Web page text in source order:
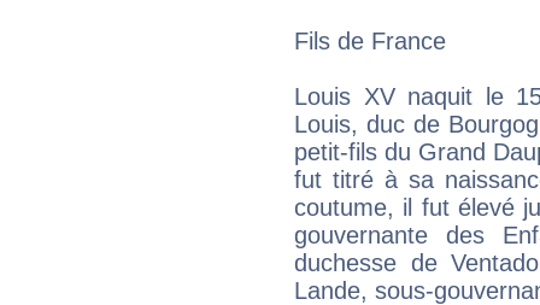
Fils de France
Louis XV naquit le
Louis, duc de
petit-fils du Grand
fut titré à sa
coutume, il fut élevé
gouvernante des
duchesse de
Lande, sous-